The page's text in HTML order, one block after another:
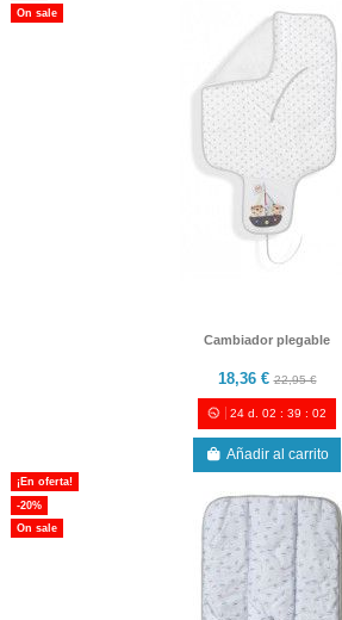
On sale
Cambiador plegable
18,36 €22,95 €
24 d. 02 :39 :00
Añadir al carrito
¡En oferta!
-20%
On sale